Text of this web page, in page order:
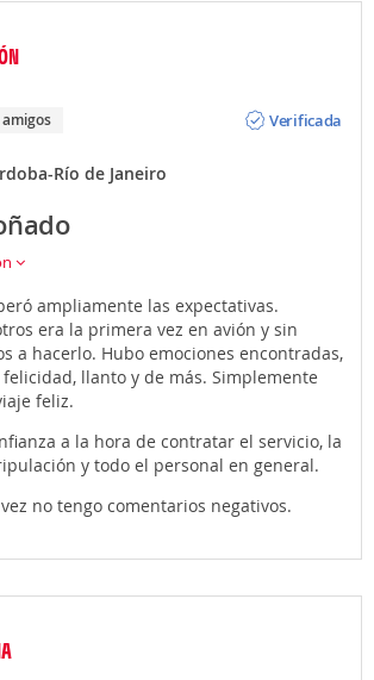
amigos
Verificada
Río de Janeiro
ampliamente las expectativas.
era la primera vez en avión y sin
a hacerlo. Hubo emociones encontradas,
llanto y de más. Simplemente
feliz.
a la hora de contratar el servicio, la
y todo el personal en general.
no tengo comentarios negativos.